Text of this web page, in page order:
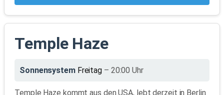
Temple Haze
Sonnensystem Freitag – 20:00 Uhr
Temple Haze kommt aus den USA, lebt derzeit in Berlin